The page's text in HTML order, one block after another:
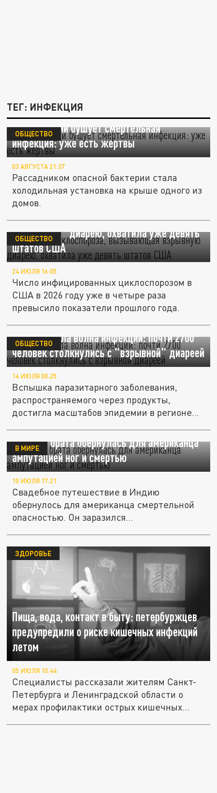
ТЕГ: ИНФЕКЦИЯ
В Швейцарии бушует смертельная
инфекция: уже есть жертвы
ОБЩЕСТВО
03 АВГУСТА 21:37
Рассадником опасной бактерии стала
холодильная установка на крыше одного из
домов.
Вспышка циклоспороза, вызывающая
"взрывную" диарею, охватила уже девять
штатов США
ОБЩЕСТВО
24 ИЮЛЯ 16:05
Число инфицированных циклоспорозом в
США в 2026 году уже в четыре раза
превысило показатели прошлого года.
США накрыла волна инфекции: почти 2700
человек столкнулись с "взрывной" диареей
ОБЩЕСТВО
14 ИЮЛЯ 00:25
Вспышка паразитарного заболевания,
распространяемого через продукты,
достигла масштабов эпидемии в регионе...
Свадьба брата обернулась для американца
ампутацией ног и смертью
В МИРЕ
10 ИЮЛЯ 17:21
Свадебное путешествие в Индию
обернулось для американца смертельной
опасностью. Он заразился
Пища, вода, контакт в быту: петербуржцев
предупредили о риске кишечных инфекций
летом
ЗДОРОВЬЕ
05 ИЮЛЯ 10:44
Специалисты рассказали жителям Санкт-
Петербурга и Ленинградской области о
мерах профилактики острых кишечных...